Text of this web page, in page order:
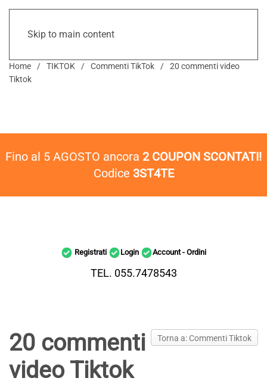
Skip to main content
Home TIKTOK Commenti TikTok
20 commenti video
Tiktok
Fino al 5 AGOSTO ancora 2 COUPON SCONTATI!
Codice 3ST4TE
Registrati Login Account - Ordini
TEL. 055.7478543
Torna a: Commenti Tiktok
20 commenti
video Tiktok